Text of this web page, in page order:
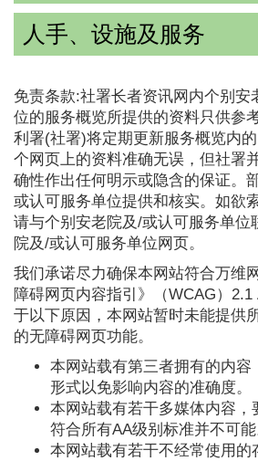
人手、设施及服务
免责条款:社署长者资讯网内个别安
位的服务概览所提供的资料只供参
利署(社署)将定期更新服务概览内
个网页上的资料准确无误，但社署
确性作出任何明示或隐含的保证。
或认可服务单位提供和核实。如欲
请与个别安老院及/或认可服务单位
院及/或认可服务单位网页。
我们承诺尽力确保本网站符合万维
障碍网页内容指引》（WCAG）
于以下原因，本网站暂时未能提供
的无障碍网页功能。
本网站载有第三者拥有的内容
形式以免影响内容的准确度。
本网站载有若干多媒体内容，
符合所有AA级别标准并不可能
本网站载有若干不经常使用的